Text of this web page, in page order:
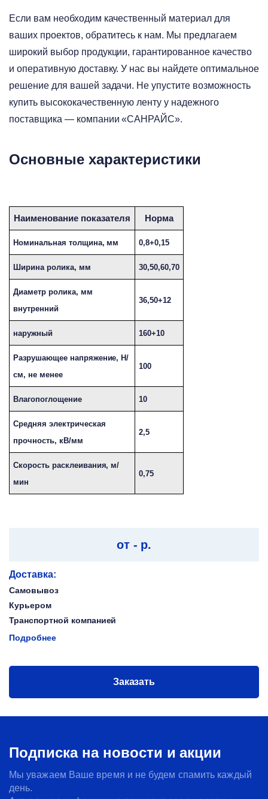
Если вам необходим качественный материал для
ваших проектов, обратитесь к нам. Мы предлагаем
широкий выбор продукции, гарантированное качество
и оперативную доставку. У нас вы найдете оптимальное
решение для вашей задачи. Не упустите возможность
купить высококачественную ленту у надежного
поставщика — компании «САНРАЙС».
Основные характеристики
Наименование показателя Норма
Номинальная толщина, мм 0,8+0,15
Ширина ролика, мм 30,50,60,70
Диаметр ролика, мм
внутренний
36,50+12
наружный 160+10
Разрушающее напряжение, Н/
см, не менее
100
Влагопоглощение 10
Средняя электрическая
прочность, кВ/мм
2,5
Скорость расклеивания, м/
мин
0,75
от - р.
Доставка:
Самовывоз
Курьером
Транспортной компанией
Подробнее
Заказать
Подписка на новости и акции
Мы уважаем Ваше время и не будем спамить каждый
день.